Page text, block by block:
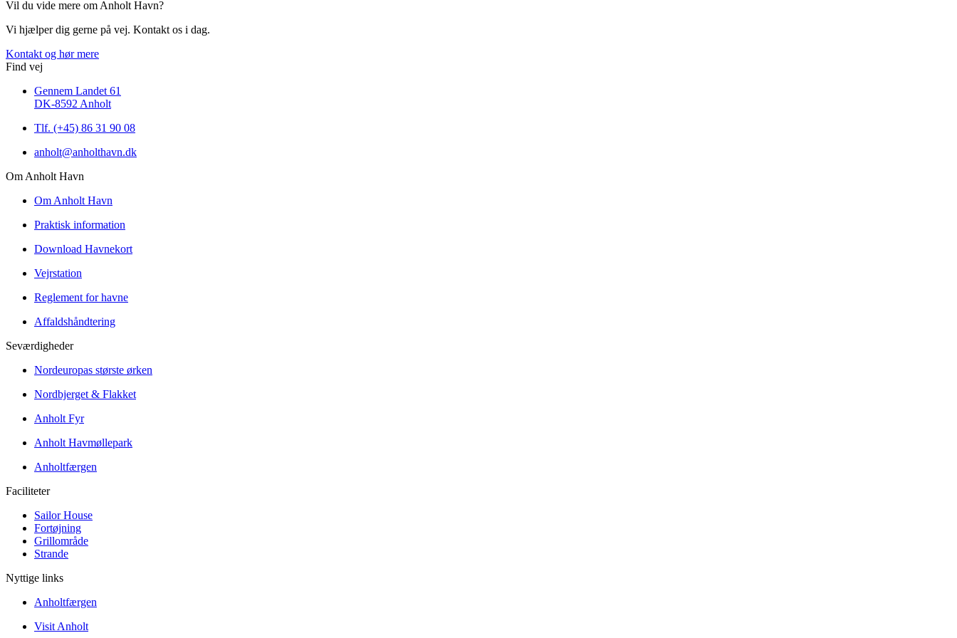
Vil du vide mere om Anholt Havn?
Vi hjælper dig gerne på vej. Kontakt os i dag.
Kontakt og hør mere
Find vej
Gennem Landet 61
DK-8592 Anholt
Tlf. (+45) 86 31 90 08
anholt@anholthavn.dk
Om Anholt Havn
Om Anholt Havn
Praktisk information
Download Havnekort
Vejrstation
Reglement for havne
Affaldshåndtering
Seværdigheder
Nordeuropas største ørken
Nordbjerget & Flakket
Anholt Fyr
Anholt Havmøllepark
Anholtfærgen
Faciliteter
Sailor House
Fortøjning
Grillområde
Strande
Nyttige links
Anholtfærgen
Visit Anholt